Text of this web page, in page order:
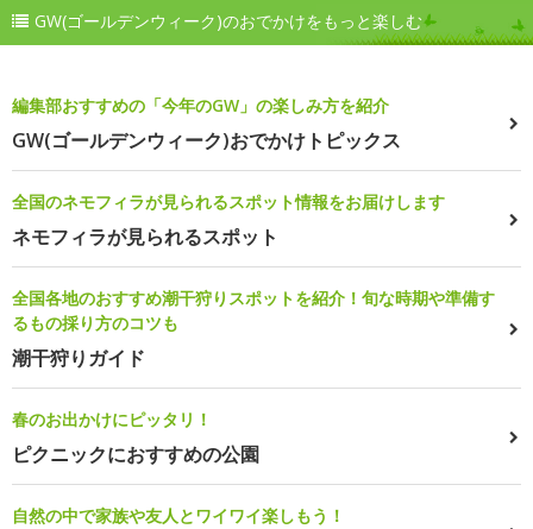
GW(ゴールデンウィーク)のおでかけをもっと楽しむ
編集部おすすめの「今年のGW」の楽しみ方を紹介
GW(ゴールデンウィーク)おでかけトピックス
全国のネモフィラが見られるスポット情報をお届けします
ネモフィラが見られるスポット
全国各地のおすすめ潮干狩りスポットを紹介！旬な時期や準備す
るもの採り方のコツも
潮干狩りガイド
春のお出かけにピッタリ！
ピクニックにおすすめの公園
自然の中で家族や友人とワイワイ楽しもう！